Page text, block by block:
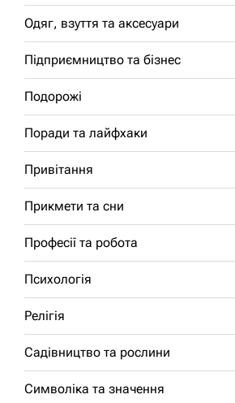
Одяг, взуття та аксесуари
Підприємництво та бізнес
Подорожі
Поради та лайфхаки
Привітання
Прикмети та сни
Професії та робота
Психологія
Релігія
Садівництво та рослини
Символіка та значення